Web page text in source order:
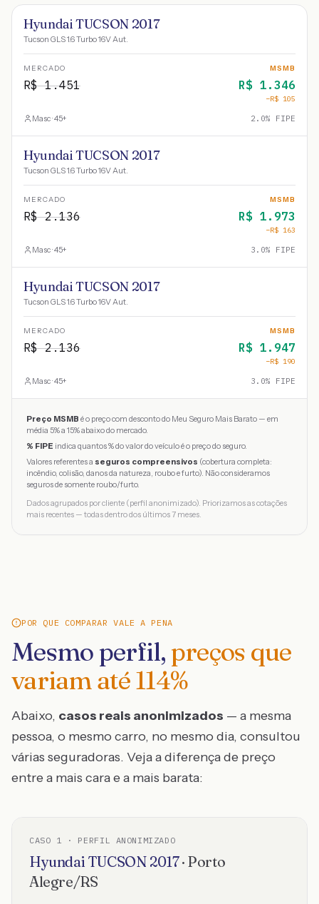
Hyundai TUCSON 2017
Tucson GLS 1.6 Turbo 16V Aut.
MERCADO
R$1.451
MSMB
R$ 1.346
−R$ 105
Masc · 45+ 2.0% FIPE
Hyundai TUCSON 2017
Tucson GLS 1.6 Turbo 16V Aut.
MERCADO
R$2.136
MSMB
R$ 1.973
−R$ 163
Masc · 45+ 3.0% FIPE
Hyundai TUCSON 2017
Tucson GLS 1.6 Turbo 16V Aut.
MERCADO
R$2.136
MSMB
R$ 1.947
−R$ 190
Masc · 45+ 3.0% FIPE
Preço MSMB é o preço com desconto do Meu Seguro Mais Barato — em
média 5% a 15% abaixo do mercado.
% FIPE indica quantos % do valor do veículo é o preço do seguro.
Valores referentes a seguros compreensivos (cobertura completa:
incêndio, colisão, danos da natureza, roubo e furto). Não consideramos
seguros de somente roubo/furto.
Dados agrupados por cliente (perfil anonimizado). Priorizamos as cotações
mais recentes — todas dentro dos últimos 7 meses.
POR QUE COMPARAR VALE A PENA
Mesmo perfil, preços que
variam até114%
Abaixo, casos reais anonimizados — a mesma
pessoa, o mesmo carro, no mesmo dia, consultou
várias seguradoras. Veja a diferença de preço
entre a mais cara e a mais barata:
CASO 1 · PERFIL ANONIMIZADO
Hyundai TUCSON 2017· Porto
Alegre/RS